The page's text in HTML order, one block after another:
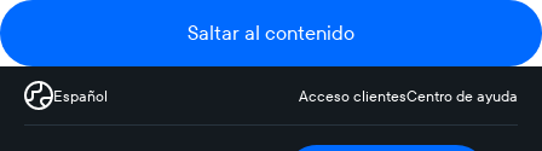
Saltar al contenido
Español Acceso clientesCentro de ayuda